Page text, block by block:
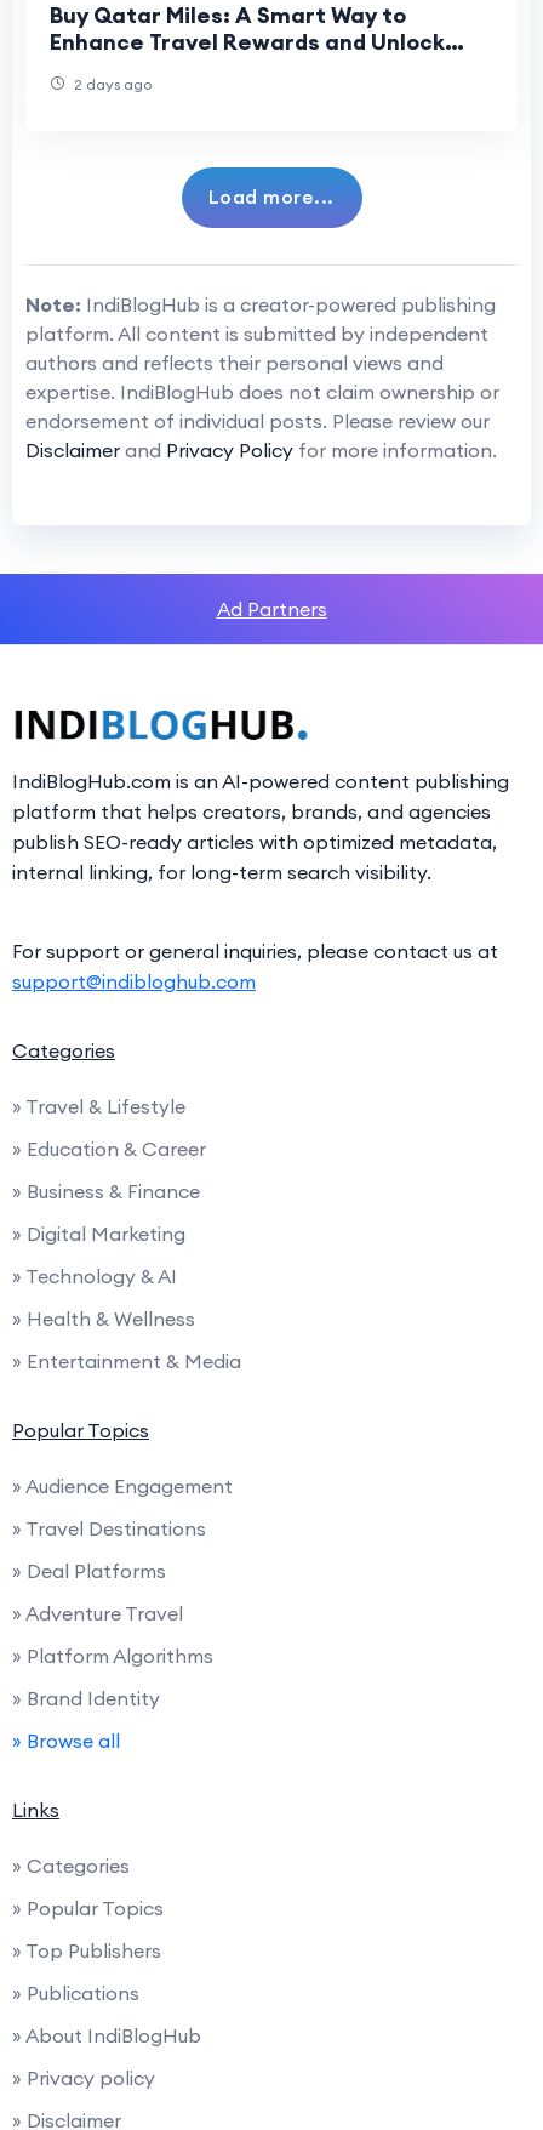
Buy Qatar Miles: A Smart Way to
Enhance Travel Rewards and Unlock
2 days ago
Load more...
Note: IndiBlogHub is a creator-powered publishing
platform. All content is submitted by independent
authors and reflects their personal views and
expertise. IndiBlogHub does not claim ownership or
endorsement of individual posts. Please review our
Disclaimer and Privacy Policy for more information.
Ad Partners
IndiBlogHub.com is an AI-powered content publishing
platform that helps creators, brands, and agencies
publish SEO-ready articles with optimized metadata,
internal linking, for long-term search visibility.
For support or general inquiries, please contact us at
support@indibloghub.com
Categories
» Travel & Lifestyle
» Education & Career
» Business & Finance
» Digital Marketing
» Technology & AI
» Health & Wellness
» Entertainment & Media
Popular Topics
» Audience Engagement
» Travel Destinations
» Deal Platforms
» Adventure Travel
» Platform Algorithms
» Brand Identity
» Browse all
Links
» Categories
» Popular Topics
» Top Publishers
» Publications
» About IndiBlogHub
» Privacy policy
» Disclaimer